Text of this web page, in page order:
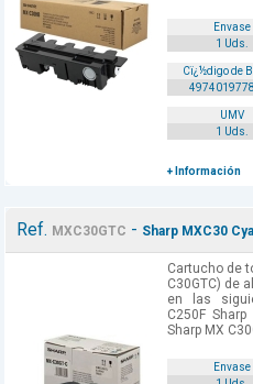
Envase
1 Uds.
Cï¿½digo de
UMV
1 Uds.
+ Información
Ref. MXC30GTC - Sharp MXC30
Cartucho de
C30GTC) de
en las
C250F
Sharp MX
Envase